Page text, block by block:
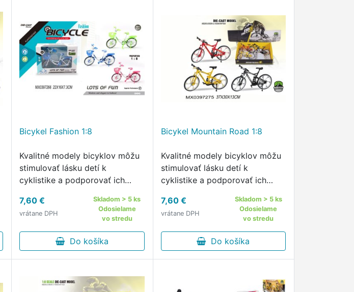
Bicykel Fashion 1:8
Kvalitné modely bicyklov môžu
stimulovať lásku detí k
cyklistike a podporovať ich
7,60 €
vrátane DPH
Skladom > 5 ks
Odosielame
vo stredu
Do košíka
Bicykel Mountain Road 1:8
Kvalitné modely bicyklov môžu
stimulovať lásku detí k
cyklistike a podporovať ich
7,60 €
vrátane DPH
Skladom > 5 ks
Odosielame
vo stredu
Do košíka